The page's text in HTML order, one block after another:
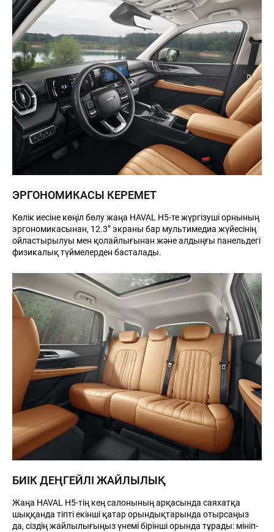
ЭРГОНОМИКАСЫ КЕРЕМЕТ
Көлік иесіне көңіл бөлу жаңа HAVAL H5-те жүргізуші орнының
эргономикасынан, 12.3” экраны бар мультимедиа жүйесінің
ойластырылуы мен қолайлығынан және алдыңғы панельдегі
физикалық түймелерден басталады.
БИІК ДЕҢГЕЙЛІ ЖАЙЛЫЛЫҚ
Жаңа HAVAL H5-тің кең салонының арқасында саяхатқа
шыққанда тіпті екінші қатар орындықтарында отырсаңыз
да, сіздің жайлылығыңыз үнемі бірінші орында тұрады: мініп-